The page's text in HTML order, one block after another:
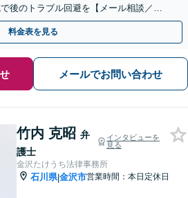
後のトラブル回避を【メール相談／W
料金表を見る
メールでお問い合わせ
竹内 克昭 弁
護士
インタビューを
見る
金沢たけうち法律事務所
石川県|金沢市営業時間：本日定休日